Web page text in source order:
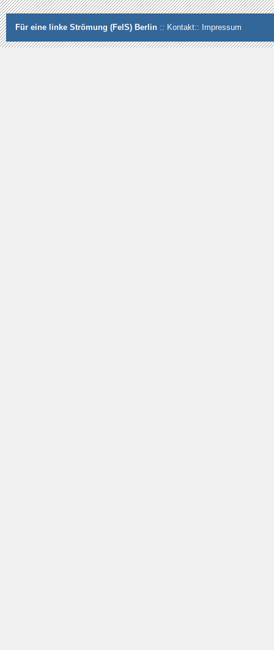
Für eine linke Strömung (FelS) Berlin :: Kontakt:: Impressum